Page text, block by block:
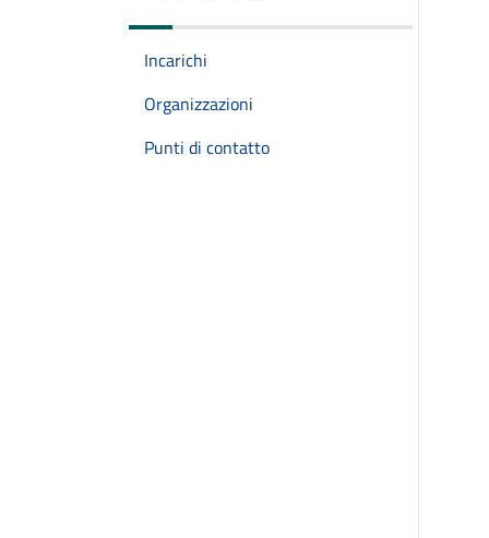
Incarichi
Organizzazioni
Punti di contatto